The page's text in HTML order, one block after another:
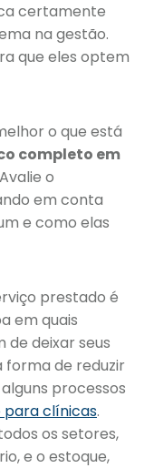
certamente
na gestão.
que eles optem
o que está
completo em
o
em conta
e como elas
prestado é
em quais
deixar seus
forma de reduzir
processos
clínicas.
os setores,
e o estoque,